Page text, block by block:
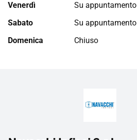
Venerdì
Su appuntamento
Sabato
Su appuntamento
Domenica
Chiuso